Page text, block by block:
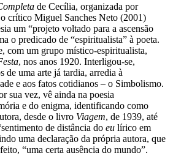
de Cecília, organizada por
crítico Miguel Sanches Neto (2001)
um “projeto voltado para a ascensão
o predicado de “espiritualista” à poeta.
com um grupo místico-espiritualista,
, nos anos 1920. Interligou-se,
de uma arte já tardia, arredia à
e aos fatos cotidianos – o Simbolismo.
sua vez, vê ainda na poesia
e do enigma, identificando como
desde o livro Viagem, de 1939, até
de distância do eu lírico em
uma declaração da própria autora, que
“uma certa ausência do mundo”.